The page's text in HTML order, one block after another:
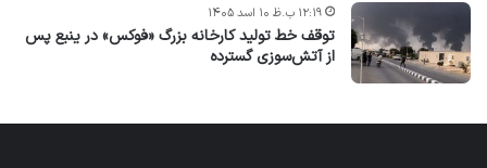
توقف خط تولید کارخانه بزرگ «فوکس» در ینبع پس
از آتش‌سوزی گسترده
۱۲:۱۹ ب.ظ ۱۰ اسد ۱۴۰۵